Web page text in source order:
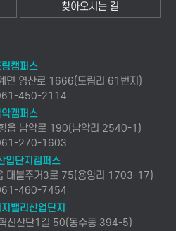
찾아오시는 길
캠퍼스
면 영산로 1666(도림리 61번지)
450-2114
캠퍼스
읍 남악로 190(남악리 2540-1)
270-1603
업단지캠퍼스
대불주거3로 75(용앙리 1703-17)
460-7454
밸리산업단지
신산단1길 50(동수동 394-5)